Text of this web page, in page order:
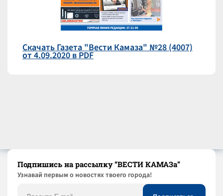
Скачать Газета "Вести Камаза" №28 (4007)
от 4.09.2020 в PDF
Подпишись на рассылку “ВЕСТИ КАМАЗа”
Узнaвай первым о новостях твоего города!